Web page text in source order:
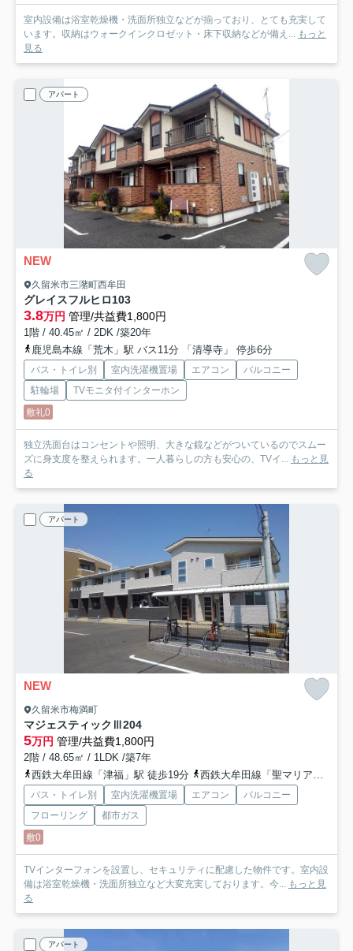
室内設備は浴室乾燥機・洗面所独立などが揃っており、とても充実して
います。収納はウォークインクロゼット・床下収納などが備え...
もっと
見る
アパート
NEW
久留米市三潴町西牟田
グレイスフルヒロ103
3.8万円 管理/共益費1,800円
1階 / 40.45㎡ / 2DK /築20年
鹿児島本線「荒木」駅 バス11分 「清導寺」 停歩6分
バス・トイレ別 室内洗濯機置場 エアコン
バルコニー
駐輪場
TVモニタ付インターホン
敷礼0
独立洗面台はコンセントや照明、大きな鏡などがついているのでスムー
ズに身支度を整えられます。一人暮らしの方も安心の、TVイ...
もっと見
る
アパート
NEW
久留米市梅満町
マジェスティックⅢ204
5万円 管理/共益費1,800円
2階 / 48.65㎡ / 1LDK /築7年
西鉄大牟田線「津福」駅 徒歩19分
西鉄大牟田線「聖マリア病院前」駅 徒歩25分
バス・トイレ別 室内洗濯機置場 エアコン
バルコニー
フローリング
都市ガス
敷0
TVインターフォンを設置し、セキュリティに配慮した物件です。室内設
備は浴室乾燥機・洗面所独立など大変充実しております。今...
もっと見
る
アパート